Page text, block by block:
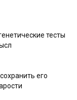
тесты
его